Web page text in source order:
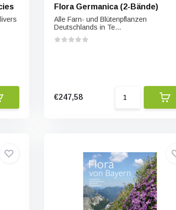
Flora Germanica (2-Bände)
Alle Farn- und Blütenpflanzen
Deutschlands in Te...
€247,58